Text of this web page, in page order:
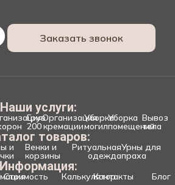
Заказать звонок
Наши услуги:
Груз
200
Организация
кремации
Уборка
могил
Уборка
помещений
Вывоз
тела
товаров:
и Венки и
корзины
Ритуальная
одежда
Урны для
праха
Информация:
Стоимость Калькулятор
Контакты Блог